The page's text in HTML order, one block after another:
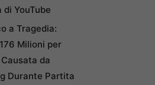
di YouTube
a Tragedia:
Milioni per
da
Durante Partita